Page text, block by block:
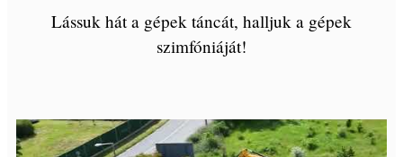
Lássuk hát a gépek táncát, halljuk a gépek
szimfóniáját!